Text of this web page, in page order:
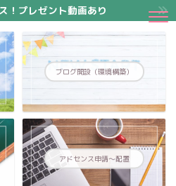
！プレゼント動画あり
ブログ開設（環境構築）
アドセンス申請～配置